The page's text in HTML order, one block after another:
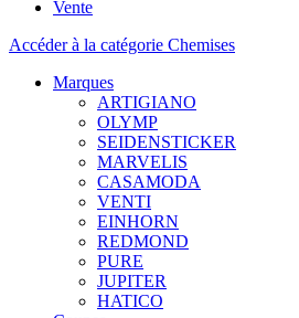
Vente
Accéder à la catégorie Chemises
Marques
ARTIGIANO
OLYMP
SEIDENSTICKER
MARVELIS
CASAMODA
VENTI
EINHORN
REDMOND
PURE
JUPITER
HATICO